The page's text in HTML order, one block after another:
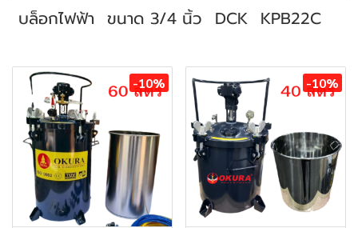
บล็อกไฟฟ้า ขนาด 3/4 นิ้ว DCK KPB22C
-10% -10%